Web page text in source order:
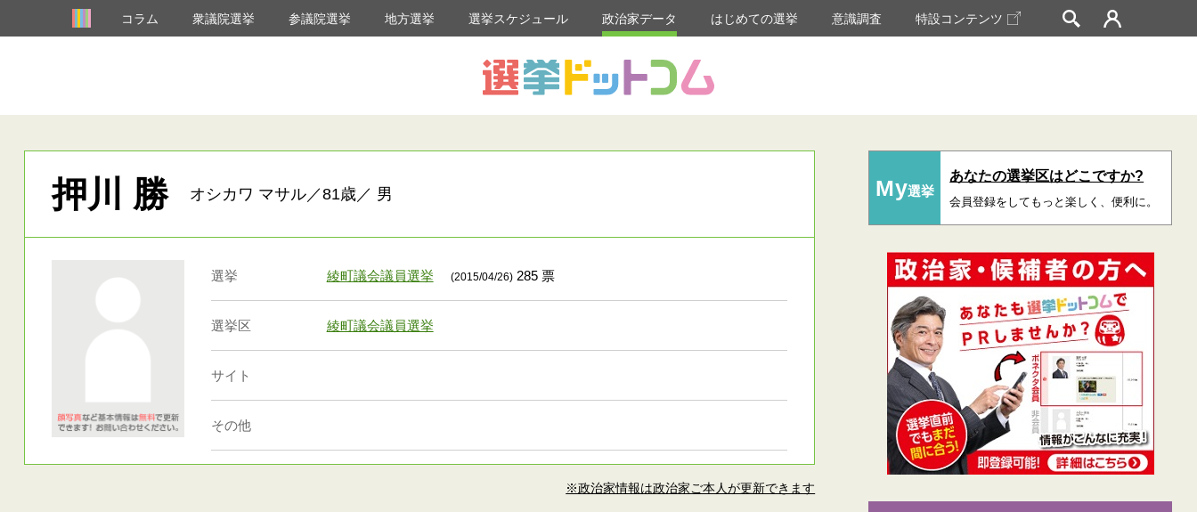
コラム 衆議院選挙 参議院選挙 地方選挙 選挙スケジュール 政治家データ はじめての選挙 意識調査 特設コンテンツ
押川 勝 オシカワ マサル／81歳／ 男
選挙 綾町議会議員選挙 (2015/04/26)285 票
選挙区 綾町議会議員選挙
サイト
その他
※政治家情報は政治家ご本人が更新できます
My選挙
あなたの選挙区はどこですか?
会員登録をしてもっと楽しく、便利に。